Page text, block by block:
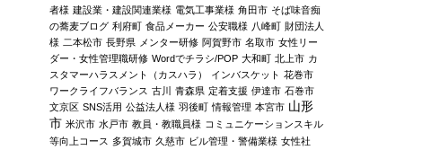
者様 建設業・建設関連業様 電気工事業様 角田市 そば味音痴
の蕎麦ブログ 利府町 食品メーカー 公安職様 八峰町 財団法人
様 二本松市 長野県 メンター研修 阿賀野市 名取市 女性リー
ダー・女性管理職研修 Wordでチラシ/POP 大和町 北上市 カ
スタマーハラスメント（カスハラ）
インバスケット 花巻市
ワークライフバランス 古川 青森県 定着支援 伊達市 石巻市
文京区 SNS活用 公益法人様 羽後町 情報管理 本宮市 山形
市 米沢市 水戸市 教員・教職員様 コミュニケーションスキル
等向上コース 多賀城市 久慈市 ビル管理・警備業様 女性社